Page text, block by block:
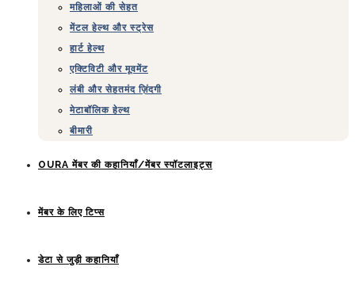
महिलाओं की सेहत
मेंटल हेल्थ और स्ट्रेस
हार्ट हेल्थ
एक्टिविटी और मूवमेंट
लंबी और सेहतमंद ज़िंदगी
मेटाबॉलिक हेल्थ
बीमारी
OURA मेंबर की कहानियाँ/मेंबर स्पॉटलाइट्स
मेंबर के लिए टिप्स
डेटा से जुड़ी कहानियाँ